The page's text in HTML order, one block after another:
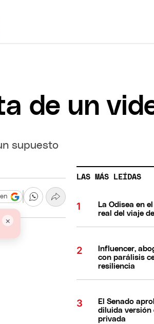
de un
supuesto
×
LAS MÁS LEÍDAS
La Odisea en
real del viaje
Influencer,
con parálisis
resiliencia
El Senado
diluida versión
privada